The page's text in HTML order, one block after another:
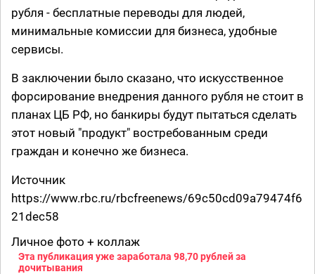
рубля - бесплатные переводы для людей,
минимальные комиссии для бизнеса, удобные
сервисы.
В заключении было сказано, что искусственное
форсирование внедрения данного рубля не стоит в
планах ЦБ РФ, но банкиры будут пытаться сделать
этот новый "продукт" востребованным среди
граждан и конечно же бизнеса.
Источник
https://www.rbc.ru/rbcfreenews/69c50cd09a79474f6
21dec58
Личное фото + коллаж
Эта публикация уже заработала 98,70 рублейза
дочитывания